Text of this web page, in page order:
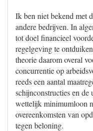
Ik ben niet bekend met
andere bedrijven. In
tot doel financieel
regelgeving te
theorie daarom overal
concurrentie op
reeds een aantal
schijnconstructies en
wettelijk minimumloon
overeenkomsten van
tegen beloning.